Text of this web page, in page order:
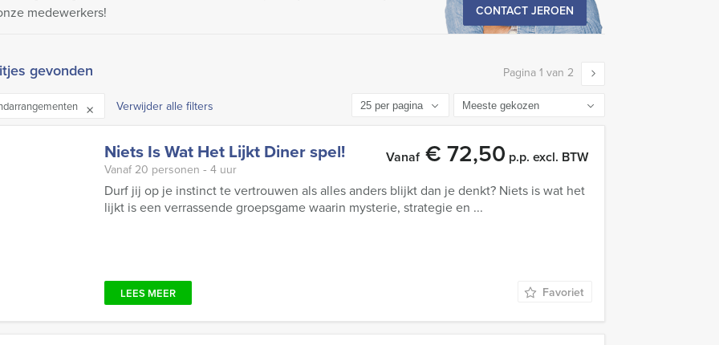
medewerkers!
CONTACT JEROEN
gevonden Pagina 1 van 2
Verwijder alle filters
Niets Is Wat Het Lijkt Diner spel! Vanaf€ 72,50 p.p. excl. BTW
Vanaf 20 personen ‐ 4 uur
Durf jij op je instinct te vertrouwen als alles anders blijkt dan je denkt? Niets is wat het
lijkt is een verrassende groepsgame waarin mysterie, strategie en ...
LEES MEER Favoriet